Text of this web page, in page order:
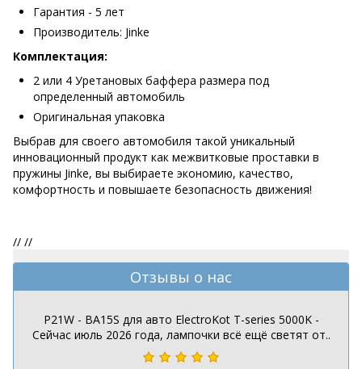
Гарантия - 5 лет
Производитель: Jinke
Комплектация:
2 или 4 Уретановых баффера размера под
определенный автомобиль
Оригинальная упаковка
Выбрав для своего автомобиля такой уникальный
инновационный продукт как межвитковые проставки в
пружины Jinke, вы выбираете экономию, качество,
комфортность и повышаете безопасность движения!
// //
Отзывы о нас
P21W - BA15S для авто ElectroKot T-series 5000K -
Сейчас июль 2026 года, лампочки всё ещё светят от..